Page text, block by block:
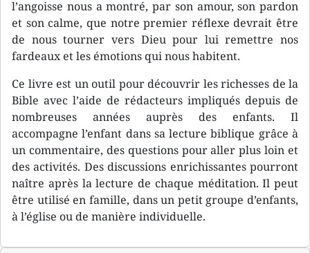
l’angoisse nous a montré, par son amour, son pardon
et son calme, que notre premier réflexe devrait être
de nous tourner vers Dieu pour lui remettre nos
fardeaux et les émotions qui nous habitent.
Ce livre est un outil pour découvrir les richesses de la
Bible avec l’aide de rédacteurs impliqués depuis de
nombreuses années auprès des enfants. Il
accompagne l’enfant dans sa lecture biblique grâce à
un commentaire, des questions pour aller plus loin et
des activités. Des discussions enrichissantes pourront
naître après la lecture de chaque méditation. Il peut
être utilisé en famille, dans un petit groupe d’enfants,
à l’église ou de manière individuelle.